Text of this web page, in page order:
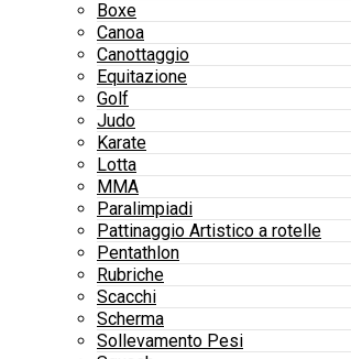
Boxe
Canoa
Canottaggio
Equitazione
Golf
Judo
Karate
Lotta
MMA
Paralimpiadi
Pattinaggio Artistico a rotelle
Pentathlon
Rubriche
Scacchi
Scherma
Sollevamento Pesi